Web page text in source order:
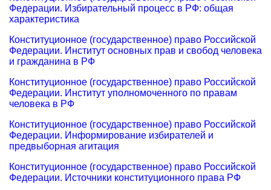
Федерации. Избирательный процесс в РФ: общая
характеристика
Конституционное (государственное) право Российской
Федерации. Институт основных прав и свобод человека
и гражданина в РФ
Конституционное (государственное) право Российской
Федерации. Институт уполномоченного по правам
человека в РФ
Конституционное (государственное) право Российской
Федерации. Информирование избирателей и
предвыборная агитация
Конституционное (государственное) право Российской
Федерации. Источники конституционного права РФ